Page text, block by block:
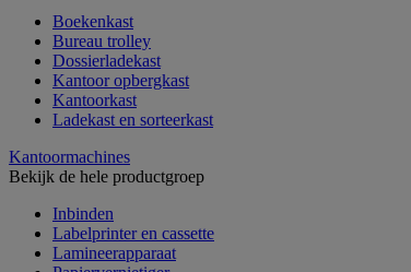
Boekenkast
Bureau trolley
Dossierladekast
Kantoor opbergkast
Kantoorkast
Ladekast en sorteerkast
Kantoormachines
Bekijk de hele productgroep
Inbinden
Labelprinter en cassette
Lamineerapparaat